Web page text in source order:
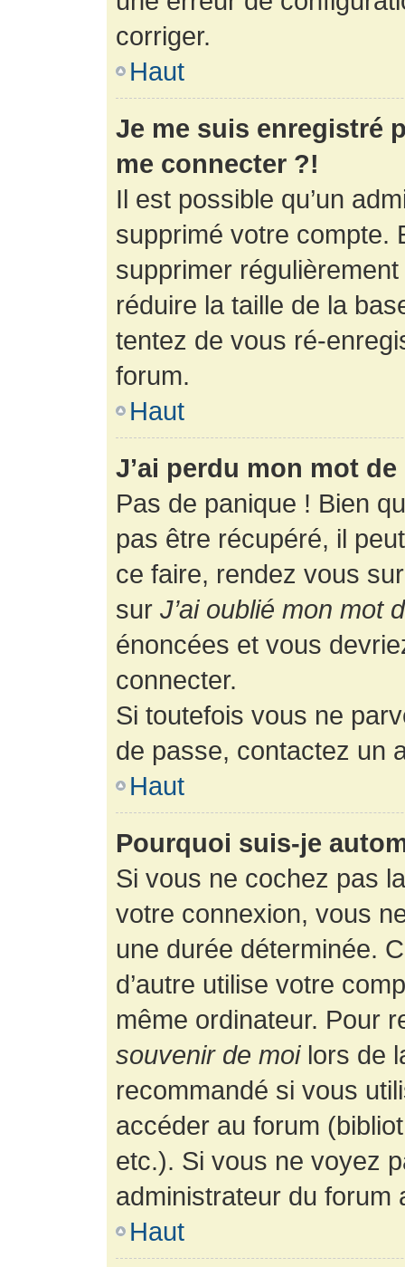
corriger.
Haut
Je me suis enregistré
me connecter ?!
Il est possible qu’un
supprimé votre compte.
supprimer
réduire la taille de la
tentez de vous ré-
forum.
Haut
J’ai perdu mon mot
Pas de panique ! Bien
pas être récupéré, il
ce faire, rendez vous
sur J’ai oublié mon mot
énoncées et vous
connecter.
Si toutefois vous ne
de passe, contactez un
Haut
Pourquoi suis-je
Si vous ne cochez pas
votre connexion, vous
une durée déterminée.
d’autre utilise votre
même ordinateur. Pour
souvenir de moilors de
recommandé si vous
accéder au forum
etc.). Si vous ne voyez
administrateur du forum
Haut